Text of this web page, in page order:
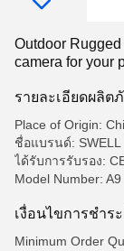
Outdoor
camera for your
รายละเอียดผลิ
Place of Origin:
ชื่อแบรนด์: SWELL
ได้รับการรับรอง:
Model Number: A9
เงื่อนไขการชําร
Minimum Order